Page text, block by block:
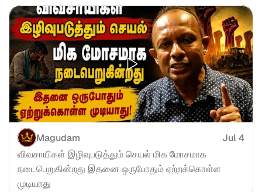
Magudam
Jul 4
விவசாயிகள் இழிவுபடுத்தும் செயல் மிக மோசமாக
நடைபெறுகின்றது இதனை ஒருபோதும் ஏற்றக்கொள்ள
முடியாது